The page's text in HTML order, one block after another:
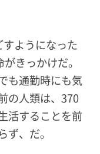
ようになった
きっかけだ。
も通勤時にも気
の人類は、370
活することを前
、だ。